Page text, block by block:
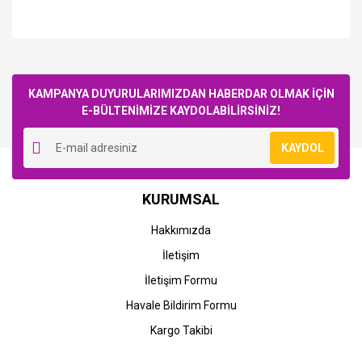
KAMPANYA DUYURULARIMIZDAN HABERDAR OLMAK İÇİN
E-BÜLTENİMİZE KAYDOLABİLİRSİNİZ!
KAYDOL
KURUMSAL
Hakkımızda
İletişim
İletişim Formu
Havale Bildirim Formu
Kargo Takibi